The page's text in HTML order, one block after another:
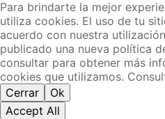
Para brindarte la mejor
utiliza cookies. El uso de tu
acuerdo con nuestra
publicado una nueva política
consultar para obtener más
cookies que utilizamos.
Cerrar
Ok
Accept All